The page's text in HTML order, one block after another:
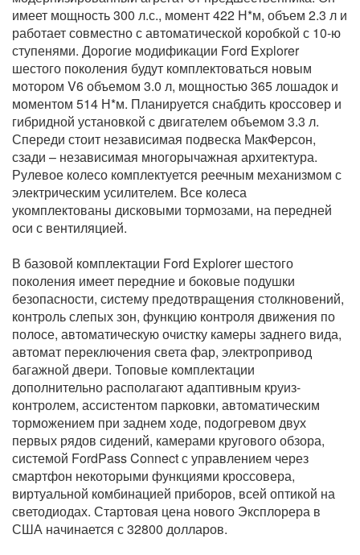
имеет мощность 300 л.с., момент 422 Н*м, объем 2.3 л и
работает совместно с автоматической коробкой с 10-ю
ступенями. Дорогие модификации Ford Explorer
шестого поколения будут комплектоваться новым
мотором V6 объемом 3.0 л, мощностью 365 лошадок и
моментом 514 Н*м. Планируется снабдить кроссовер и
гибридной установкой с двигателем объемом 3.3 л.
Спереди стоит независимая подвеска МакФерсон,
сзади – независимая многорычажная архитектура.
Рулевое колесо комплектуется реечным механизмом с
электрическим усилителем. Все колеса
укомплектованы дисковыми тормозами, на передней
оси с вентиляцией.
В базовой комплектации Ford Explorer шестого
поколения имеет передние и боковые подушки
безопасности, систему предотвращения столкновений,
контроль слепых зон, функцию контроля движения по
полосе, автоматическую очистку камеры заднего вида,
автомат переключения света фар, электропривод
багажной двери. Топовые комплектации
дополнительно располагают адаптивным круиз-
контролем, ассистентом парковки, автоматическим
торможением при заднем ходе, подогревом двух
первых рядов сидений, камерами кругового обзора,
системой FordPass Connect с управлением через
смартфон некоторыми функциями кроссовера,
виртуальной комбинацией приборов, всей оптикой на
светодиодах. Стартовая цена нового Эксплорера в
США начинается с 32800 долларов.